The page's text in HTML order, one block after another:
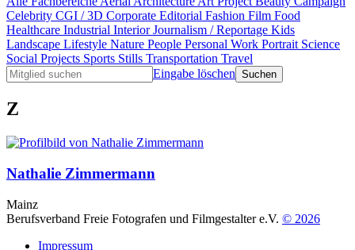
Celebrity CGI / 3D Corporate Editorial Fashion Film Food
Healthcare Industrial InteriorJournalism / Reportage Kids
Landscape Lifestyle Nature People Personal Work Portrait Science
Social Projects Sports Stills Transportation Travel
Eingabe löschen
Z
Nathalie Zimmermann
Mainz
Berufsverband Freie Fotografen und Filmgestalter e.V. © 2026
Impressum